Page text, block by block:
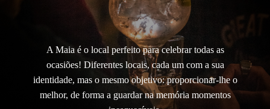
TURISMO DE NATUREZA
LOCAIS PARA EVENTOS
PRODUTORES
A Maia é o local perfeito para celebrar todas as
ocasiões! Diferentes locais, cada um com a sua
identidade, mas o mesmo objetivo: proporcionar-lhe o
melhor, de forma a guardar na memória momentos